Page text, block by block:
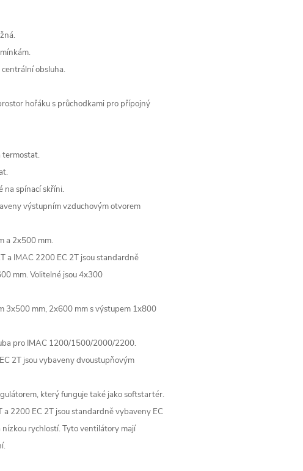
obsluha.
hořáku s průchodkami pro přípojný
termostat.
na spínací skříni.
výstupním vzduchovým otvorem
a 2x500 mm.
a IMAC 2200 EC 2T jsou standardně
mm. Volitelné jsou 4x300
3x500 mm, 2x600 mm s výstupem 1x800
pro IMAC 1200/1500/2000/2200.
2T jsou vybaveny dvoustupňovým
který funguje také jako softstartér.
2200 EC 2T jsou standardně vybaveny EC
rychlostí. Tyto ventilátory mají